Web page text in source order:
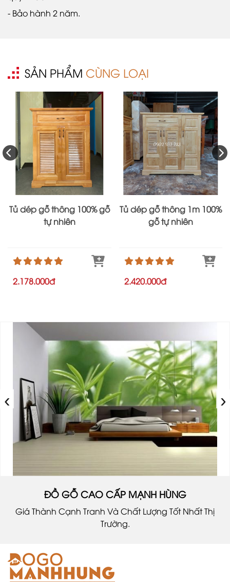
- Bảo hành 2 năm.
SẢN PHẨM CÙNG LOẠI
Tủ dép gỗ thông 100% gỗ
tự nhiên
2.178.000đ
Tủ dép gỗ thông 1m 100%
gỗ tự nhiên
2.420.000đ
‹ ›
ĐỒ GỖ CAO CẤP MẠNH HÙNG
Giá Thành Cạnh Tranh Và Chất Lượng Tốt Nhất Thị
Trường.